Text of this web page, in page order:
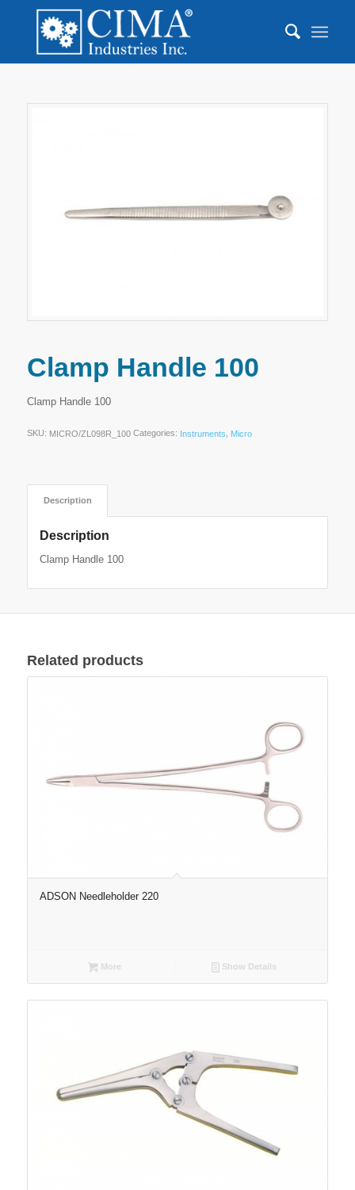
Clamp Handle 100
Clamp Handle 100
SKU: MICRO/ZL098R_100 Categories: Instruments, Micro
Description
Description
Clamp Handle 100
Related products
ADSON Needleholder 220
More Show Details